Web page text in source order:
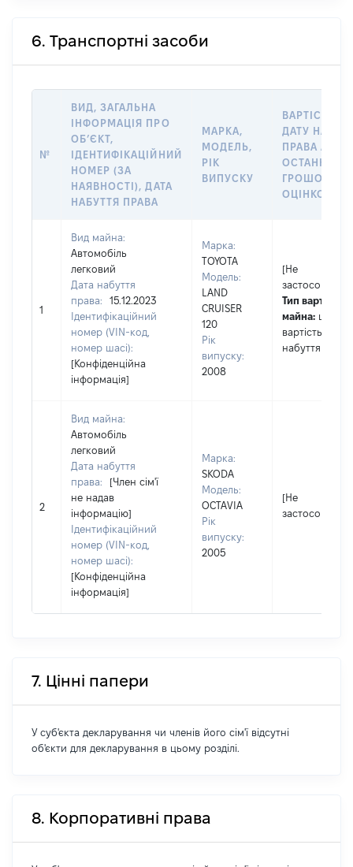
6. Транспортні засоби
№
ВИД, ЗАГАЛЬНА
ІНФОРМАЦІЯ ПРО
ОБʼЄКТ,
ІДЕНТИФІКАЦІЙНИЙ
НОМЕР (ЗА
НАЯВНОСТІ), ДАТА
НАБУТТЯ ПРАВА
МАРКА,
МОДЕЛЬ,
РІК
ВИПУСКУ
ВАРТІСТЬ НА
ДАТУ
ПРАВА АБО
ГРОШОВОЮ
ОЦІНКОЮ,
1
Вид майна:
Автомобіль
легковий
Дата набуття
права:
15.12.2023
Ідентифікаційний
номер (VIN-код,
номер шасі):
[Конфіденційна
інформація]
Марка:
TOYOTA
Модель:
LAND
CRUISER
120
Рік
випуску:
2008
[Не
Тип вартості
майна: це
вартість на
набуття права
2
Вид майна:
Автомобіль
легковий
Дата набуття
права:
[Член сім'ї
не надав
інформацію]
Ідентифікаційний
номер (VIN-код,
номер шасі):
[Конфіденційна
інформація]
Марка:
SKODA
Модель:
OCTAVIA
Рік
випуску:
2005
[Не
7. Цінні папери
У суб'єкта декларування чи членів його сім'ї відсутні
об'єкти для декларування в цьому розділі.
8. Корпоративні права